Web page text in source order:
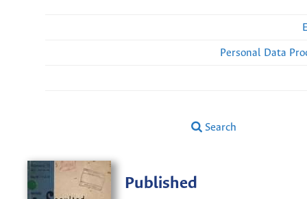
Personal Data
Search
Published